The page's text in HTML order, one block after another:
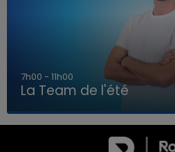
LA TEAM DE L'ÉTÉ
7h00 - 11h00
La Team de l'été